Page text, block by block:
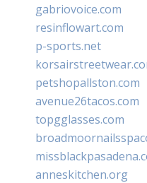
gabriovoice.com
resinflowart.com
p-sports.net
petshopallston.com
avenue26tacos.com
topgglasses.com
anneskitchen.org